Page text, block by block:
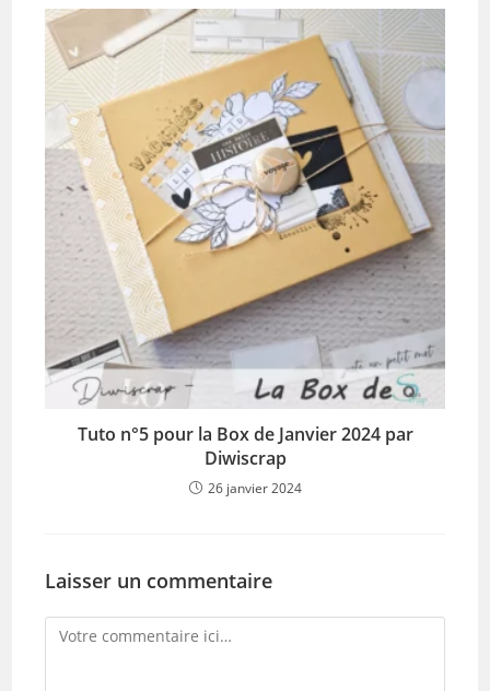
Tuto n°5 pour la Box de Janvier 2024 par
Diwiscrap
26 janvier 2024
Laisser un commentaire
Comment